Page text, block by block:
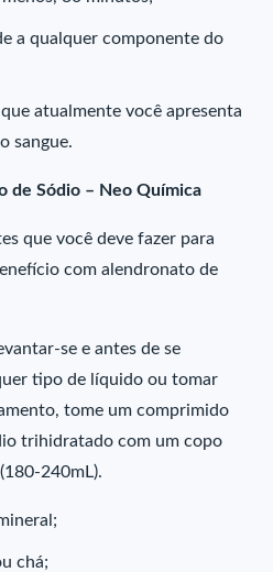
a qualquer componente do
atualmente você apresenta
sangue.
de Sódio – Neo Química
que você deve fazer para
com alendronato de
se e antes de se
tipo de líquido ou tomar
tome um comprimido
trihidratado com um copo
240mL).
chá;